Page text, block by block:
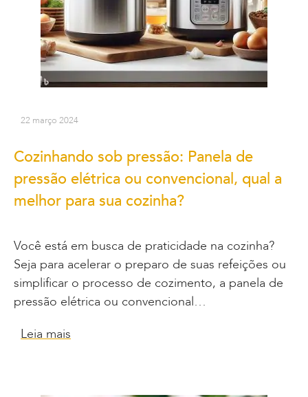
22 março 2024
Cozinhando sob pressão: Panela de
pressão elétrica ou convencional, qual a
melhor para sua cozinha?
Você está em busca de praticidade na cozinha?
Seja para acelerar o preparo de suas refeições ou
simplificar o processo de cozimento, a panela de
pressão elétrica ou convencional…
Leia mais